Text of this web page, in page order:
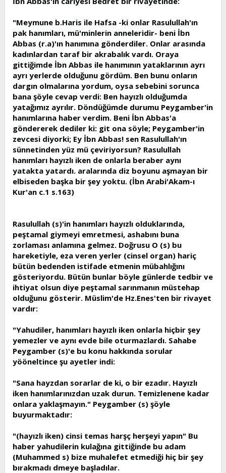
"Meymune b.Haris ile Hafsa -ki onlar Rasulullah'ın
pak hanımları, mü'minlerin anneleridir- beni İbn
Abbas (r.a)'ın hanımına gönderdiler. Onlar arasında
kadınlardan taraf bir akrabalık vardı. Oraya
gittiğimde İbn Abbas ile hanımının yataklarının ayrı
ayrı yerlerde olduğunu gördüm. Ben bunu onların
dargın olmalarına yordum, oysa sebebini sorunca
bana şöyle cevap verdi: Ben hayızlı olduğumda
yatağımız ayrılır. Döndüğümde durumu Peygamber'in
hanımlarına haber verdim. Beni İbn Abbas'a
göndererek dediler ki: git ona söyle; Peygamber'in
zevcesi diyorki; Ey İbn Abbas! sen Rasulullah'ın
sünnetinden yüz mü çeviriyorsun? Rasulullah
hanımları hayızlı iken de onlarla beraber aynı
yatakta yatardı. aralarında diz boyunu aşmayan bir
elbiseden başka bir şey yoktu. (İbn Arabi'Akam-ı
Kur'an c.1 s.163)
Rasulullah (s)'in hanımları hayızlı olduklarında,
peştamal giymeyi emretmesi, ashabını buna
zorlaması anlamına gelmez. Doğrusu O (s) bu
hareketiyle, eza veren yerler (cinsel organ) hariç
bütün bedenden istifade etmenin mübahlığını
gösteriyordu. Bütün bunlar böyle günlerde tedbir ve
ihtiyat olsun diye peştamal sarınmanın müstehap
olduğunu gösterir. Müslim'de Hz.Enes'ten bir rivayet
vardır:
"Yahudiler, hanımları hayızlı iken onlarla hiçbir şey
yemezler ve aynı evde bile oturmazlardı. Sahabe
Peygamber (s)'e bu konu hakkında sorular
yööneltince şu ayetler indi:
"Sana hayzdan sorarlar de ki, o bir ezadır. Hayızlı
iken hanımlarınızdan uzak durun. Temizlenene kadar
onlara yaklaşmayın." Peygamber (s) şöyle
buyurmaktadır:
"(hayızlı iken) cinsi temas harşç herşeyi yapın" Bu
haber yahudilerin kulağına gittiğinde bu adam
(Muhammed s) bize muhalefet etmediği hiç bir şey
bırakmadı dmeye başladılar.